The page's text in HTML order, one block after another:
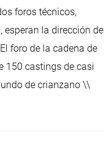
foros técnicos,
la dirección de
foro de la cadena de
150 castings de casi
de crianzano \\